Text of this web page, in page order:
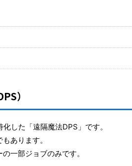
）
した「遠隔魔法DPS」です。
あります。
一部ジョブのみです。